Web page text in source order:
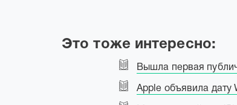
Это тоже интересно:
Вышла первая
Apple объявила дату